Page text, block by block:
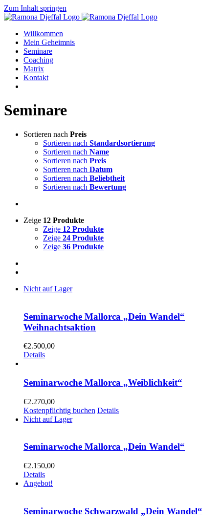
Zum Inhalt springen
Willkommen
Mein Geheimnis
Seminare
Coaching
Matrix
Kontakt
Seminare
Sortieren nach Preis
Sortieren nach Standardsortierung
Sortieren nach Name
Sortieren nach Preis
Sortieren nach Datum
Sortieren nach Beliebtheit
Sortieren nach Bewertung
Zeige 12 Produkte
Zeige 12 Produkte
Zeige 24 Produkte
Zeige 36 Produkte
Nicht auf Lager
Seminarwoche Mallorca „Dein Wandel“
Weihnachtsaktion
€2.500,00
Details
Seminarwoche Mallorca „Weiblichkeit“
€2.270,00
Kostenpflichtig buchen Details
Nicht auf Lager
Seminarwoche Mallorca „Dein Wandel“
€2.150,00
Details
Angebot!
Seminarwoche Schwarzwald „Dein Wandel“